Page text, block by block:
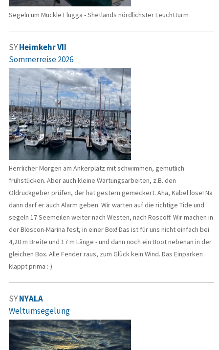
Segeln um Muckle Flugga - Shetlands nördlichster Leuchtturm
SYHeimkehr VII
Sommerreise 2026
Herrlicher Morgen am Ankerplatz mit schwimmen, gemütlich
frühstücken. Aber auch kleine Wartungsarbeiten, z.B. den
Öldruckgeber prüfen, der hat gestern gemeckert. Aha, Kabel lose! Na
dann darf er auch Alarm geben. Wir warten auf die richtige Tide und
segeln 17 Seemeilen weiter nach Westen, nach Roscoff. Wir machen in
der Bloscon-Marina fest, in einer Box! Das ist für uns nicht einfach bei
4,20 m Breite und 17 m Länge - und dann noch ein Boot nebenan in der
gleichen Box. Alle Fender raus, zum Glück kein Wind. Das Einparken
klappt prima :-)
SYNYALA
Weltumsegelung